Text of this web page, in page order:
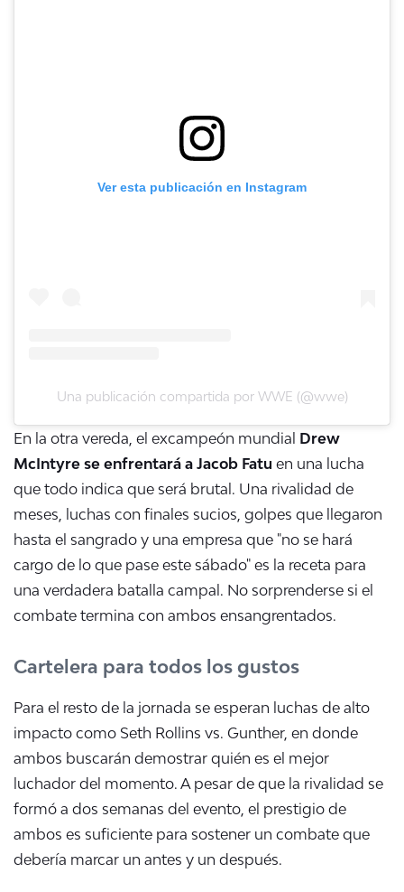
Ver esta publicación en Instagram
Una publicación compartida por WWE (@wwe)
En la otra vereda, el excampeón mundial Drew
McIntyre se enfrentará a Jacob Fatu en una lucha
que todo indica que será brutal. Una rivalidad de
meses, luchas con finales sucios, golpes que llegaron
hasta el sangrado y una empresa que "no se hará
cargo de lo que pase este sábado" es la receta para
una verdadera batalla campal. No sorprenderse si el
combate termina con ambos ensangrentados.
Cartelera para todos los gustos
Para el resto de la jornada se esperan luchas de alto
impacto como Seth Rollins vs. Gunther, en donde
ambos buscarán demostrar quién es el mejor
luchador del momento. A pesar de que la rivalidad se
formó a dos semanas del evento, el prestigio de
ambos es suficiente para sostener un combate que
debería marcar un antes y un después.